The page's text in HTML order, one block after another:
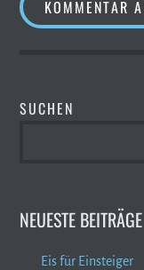
SUCHEN
NEUESTE BEITRÄGE
Eis für Einsteiger